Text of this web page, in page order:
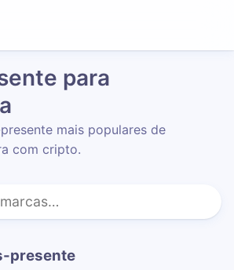
para
mais populares de
com cripto.
presente